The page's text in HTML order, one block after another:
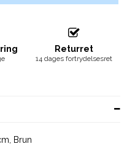
Returret
14 dages fortrydelsesret
Brun